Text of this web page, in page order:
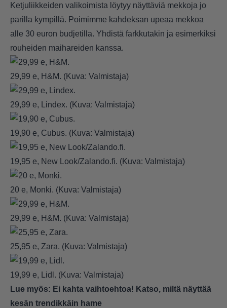
Ketjuliikkeiden valikoimista löytyy näyttäviä mekkoja jo
parilla kympillä. Poimimme kahdeksan upeaa mekkoa
alle 30 euron budjetilla. Yhdistä farkkutakin ja esimerkiksi
rouheiden maihareiden kanssa.
29,99 e, H&M. (Kuva: Valmistaja)
29,99 e, Lindex. (Kuva: Valmistaja)
19,90 e, Cubus. (Kuva: Valmistaja)
19,95 e, New Look/Zalando.fi. (Kuva: Valmistaja)
20 e, Monki. (Kuva: Valmistaja)
29,99 e, H&M. (Kuva: Valmistaja)
25,95 e, Zara. (Kuva: Valmistaja)
19,99 e, Lidl. (Kuva: Valmistaja)
Lue myös: Ei kahta vaihtoehtoa! Katso, miltä näyttää
kesän trendikkäin hame